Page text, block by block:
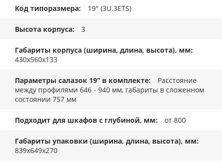
Код типоразмера 19" (3U.3ETS)
Высота корпуса 3
Габариты корпуса (ширина, длина, высота), мм
430x560x133
Параметры салазок 19” в комплекте
Расстояние
между профилями 646 - 940 мм, габариты в сложенном
состоянии 757 мм
Подходит для шкафов с глубиной, мм от 800
Габариты упаковки (ширина, длина, высота), мм
839x649x270